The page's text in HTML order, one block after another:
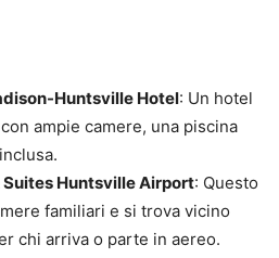
Huntsville Hotel: Un hotel
ampie camere, una piscina
Suites Huntsville Airport: Questo
familiari e si trova vicino
chi arriva o parte in aereo.